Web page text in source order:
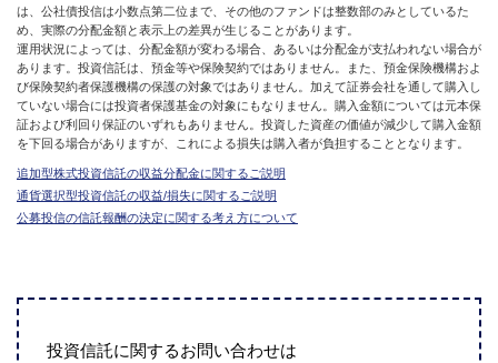
は、公社債投信は小数点第二位まで、その他のファンドは整数部のみとしているた
め、実際の分配金額と表示上の差異が生じることがあります。
運用状況によっては、分配金額が変わる場合、あるいは分配金が支払われない場合が
あります。投資信託は、預金等や保険契約ではありません。また、預金保険機構およ
び保険契約者保護機構の保護の対象ではありません。加えて証券会社を通して購入し
ていない場合には投資者保護基金の対象にもなりません。購入金額については元本保
証および利回り保証のいずれもありません。投資した資産の価値が減少して購入金額
を下回る場合がありますが、これによる損失は購入者が負担することとなります。
追加型株式投資信託の収益分配金に関するご説明
通貨選択型投資信託の収益/損失に関するご説明
公募投信の信託報酬の決定に関する考え方について
投資信託に関するお問い合わせは